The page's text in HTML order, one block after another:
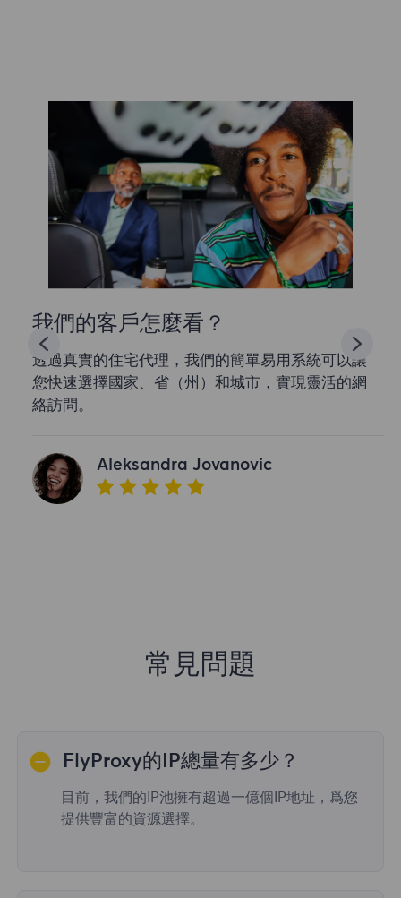
我們的客戶怎麼看？
透過真實的住宅代理，我們的簡單易用系統可以讓
您快速選擇國家、省（州）和城市，實現靈活的網
絡訪問。
Aleksandra Jovanovic
常見問題
FlyProxy的IP總量有多少？
目前，我們的IP池擁有超過一億個IP地址，爲您
提供豐富的資源選擇。